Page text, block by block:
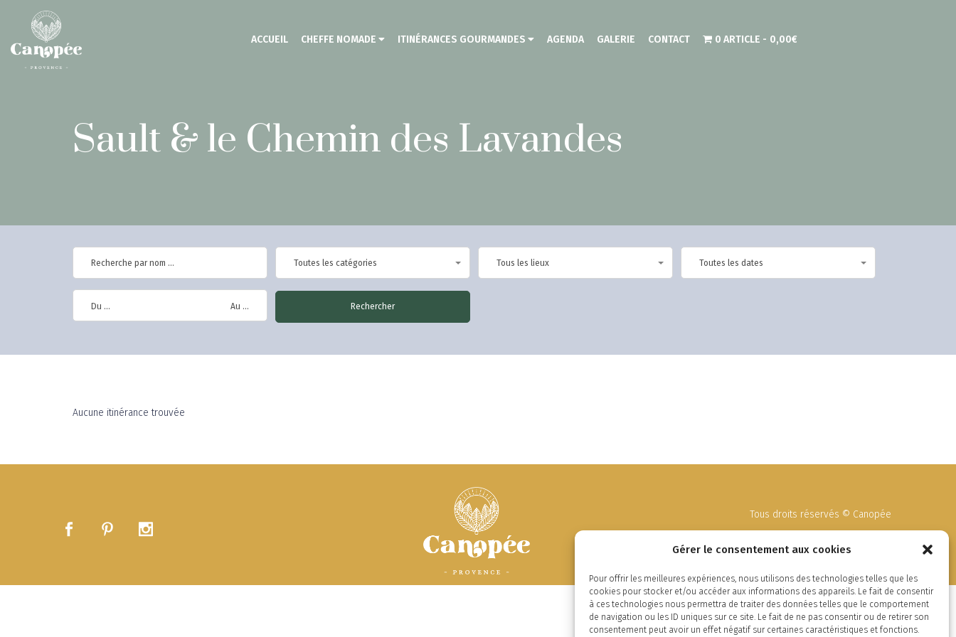
Gérer le consentement aux cookies
Pour offrir les meilleures expériences, nous utilisons des technologies telles que les
cookies pour stocker et/ou accéder aux informations des appareils. Le fait de consentir
à ces technologies nous permettra de traiter des données telles que le comportement
de navigation ou les ID uniques sur ce site. Le fait de ne pas consentir ou de retirer son
consentement peut avoir un effet négatif sur certaines caractéristiques et fonctions.
ACCUEIL CHEFFE NOMADE ITINÉRANCES GOURMANDES AGENDA GALERIE CONTACT 0 ARTICLE 0,00€
Sault & le Chemin des Lavandes
Toutes les catégories Tous les lieux Toutes les dates
Aucune itinérance trouvée
Tous droits réservés © Canopée